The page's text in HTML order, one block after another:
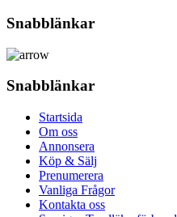
Snabblänkar
Snabblänkar
Startsida
Om oss
Annonsera
Köp & Sälj
Prenumerera
Vanliga Frågor
Kontakta oss